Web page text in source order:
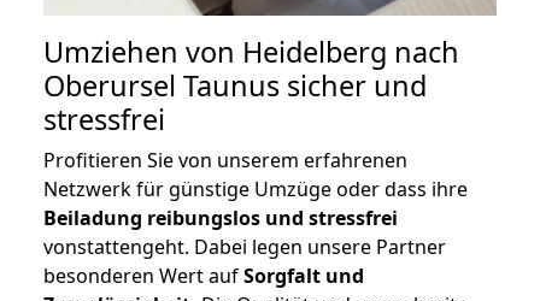
Umziehen von Heidelberg nach
Oberursel Taunus sicher und
stressfrei
Profitieren Sie von unserem erfahrenen
Netzwerk für günstige Umzüge oder dass ihre
Beiladung reibungslos und stressfrei
vonstattengeht. Dabei legen unsere Partner
besonderen Wert aufSorgfalt und